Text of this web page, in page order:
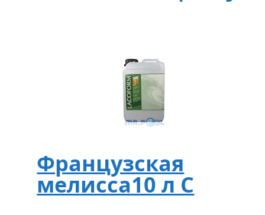
Французская
мелисса10 л C